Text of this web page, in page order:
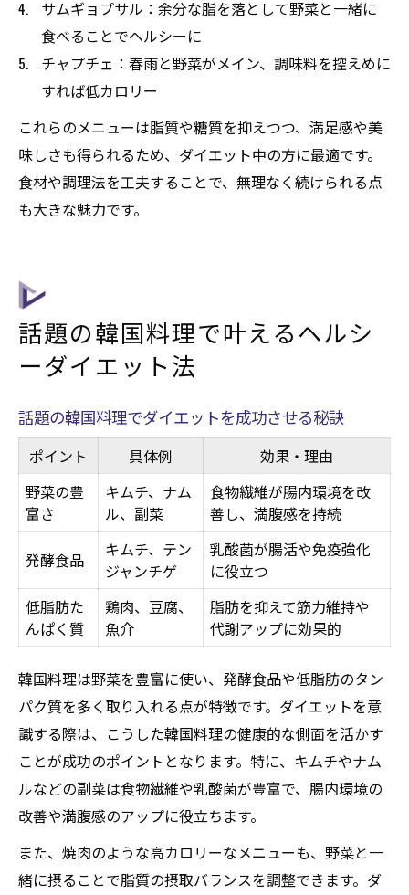
サムギョプサル：余分な脂を落として野菜と一緒に
食べることでヘルシーに
チャプチェ：春雨と野菜がメイン、調味料を控えめに
すれば低カロリー
これらのメニューは脂質や糖質を抑えつつ、満足感や美
味しさも得られるため、ダイエット中の方に最適です。
食材や調理法を工夫することで、無理なく続けられる点
も大きな魅力です。
話題の韓国料理で叶えるヘルシ
ーダイエット法
話題の韓国料理でダイエットを成功させる秘訣
ポイント 具体例
効果・理由
野菜の豊
富さ
キムチ、ナム
ル、副菜
食物繊維が腸内環境を改
善し、満腹感を持続
発酵食品
キムチ、テン
ジャンチゲ
乳酸菌が腸活や免疫強化
に役立つ
低脂肪た
んぱく質
鶏肉、豆腐、
魚介
脂肪を抑えて筋力維持や
代謝アップに効果的
韓国料理は野菜を豊富に使い、発酵食品や低脂肪のタン
パク質を多く取り入れる点が特徴です。ダイエットを意
識する際は、こうした韓国料理の健康的な側面を活かす
ことが成功のポイントとなります。特に、キムチやナム
ルなどの副菜は食物繊維や乳酸菌が豊富で、腸内環境の
改善や満腹感のアップに役立ちます。
また、焼肉のような高カロリーなメニューも、野菜と一
緒に摂ることで脂質の摂取バランスを調整できます。ダ